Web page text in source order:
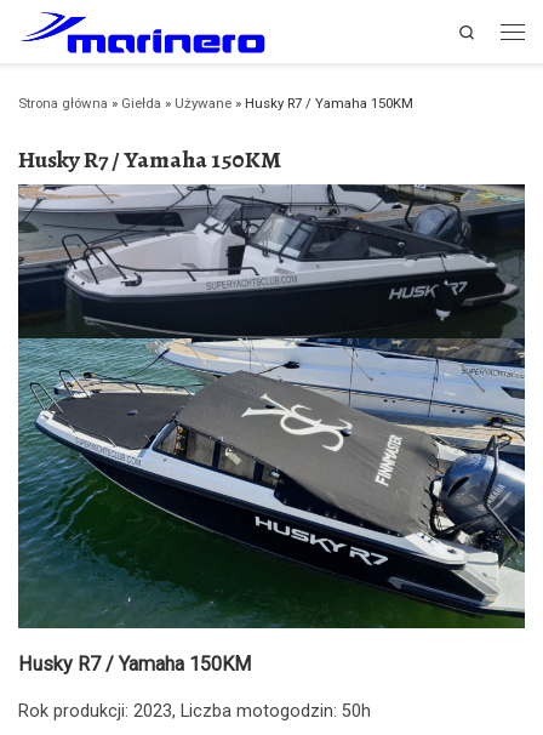
Przejdź do treści
Search
Strona główna » Giełda » Używane » Husky R7 / Yamaha 150KM
Husky R7 / Yamaha 150KM
Husky R7 / Yamaha 150KM
Rok produkcji: 2023, Liczba motogodzin: 50h